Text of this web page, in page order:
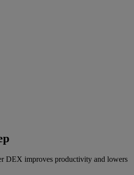
DEX improves productivity and lowers